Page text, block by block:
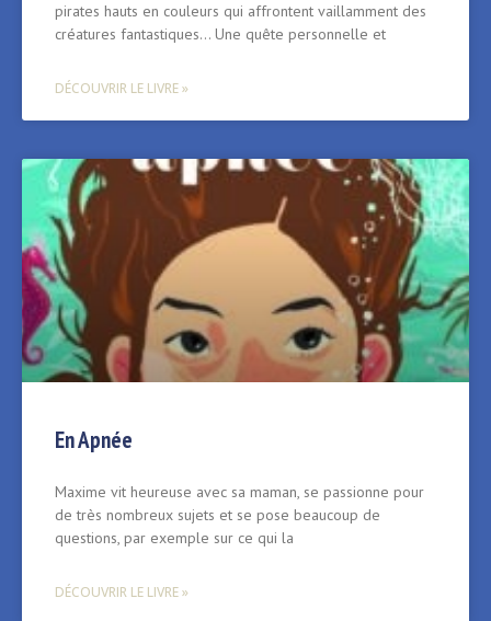
pirates hauts en couleurs qui affrontent vaillamment des
créatures fantastiques… Une quête personnelle et
DÉCOUVRIR LE LIVRE »
En Apnée
Maxime vit heureuse avec sa maman, se passionne pour
de très nombreux sujets et se pose beaucoup de
questions, par exemple sur ce qui la
DÉCOUVRIR LE LIVRE »